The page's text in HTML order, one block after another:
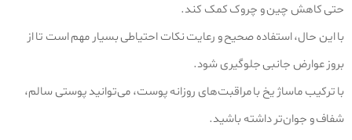
حتی کاهش چین و چروک کمک کند.
با این حال، استفاده صحیح و رعایت نکات احتیاطی بسیار مهم است تا از
بروز عوارض جانبی جلوگیری شود.
با ترکیب ماساژ یخ با مراقبت‌های روزانه پوست، می‌توانید پوستی سالم،
شفاف و جوان‌تر داشته باشید.